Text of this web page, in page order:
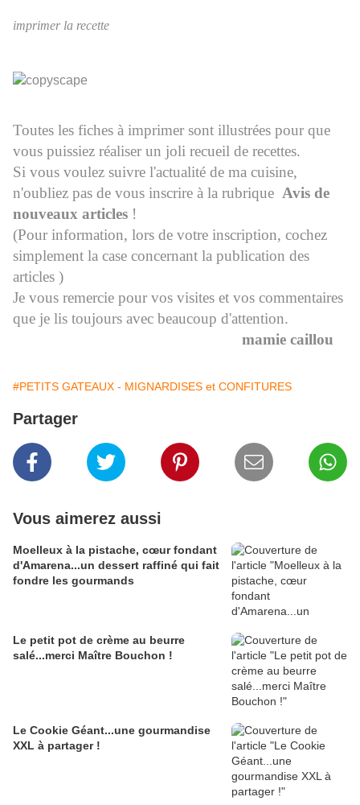
imprimer la recette
Toutes les fiches à imprimer sont illustrées pour que
vous puissiez réaliser un joli recueil de recettes.
Si vous voulez suivre l'actualité de ma cuisine,
n'oubliez pas de vous inscrire à la rubrique Avis de
nouveaux articles !
(Pour information, lors de votre inscription, cochez
simplement la case concernant la publication des
articles )
Je vous remercie pour vos visites et vos commentaires
que je lis toujours avec beaucoup d'attention.
mamie caillou
#PETITS GATEAUX - MIGNARDISES et CONFITURES
Partager
Vous aimerez aussi
Moelleux à la pistache, cœur fondant
d'Amarena...un dessert raffiné qui fait
fondre les gourmands
Le petit pot de crème au beurre
salé...merci Maître Bouchon !
Le Cookie Géant...une gourmandise
XXL à partager !